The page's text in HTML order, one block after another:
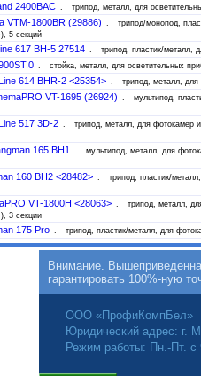
2400BAC трипод, металл, для
VTM-1800BR (29886)
трипод/монопод,
5 секций
617 BH-5 27514 трипод, пластик/металл,
стойка, металл, для осветительных
614 BHR-2 <25354> трипод, металл,
VT-1695 (26924)
мультипод,
517 3D-2
трипод, металл, для фотокамер
165 BH1
мультипод, металл, для
160 BH2 <28482>
трипод, пластик/
VT-1800H <28063>
трипод, металл,
3 секции
175 Pro трипод, пластик/металл, для
Внимание.
гарантировать 100%-ную
ООО «ПрофиКомпБел»
Юридический адрес: г.
Режим работы: Пн.-Пт. с